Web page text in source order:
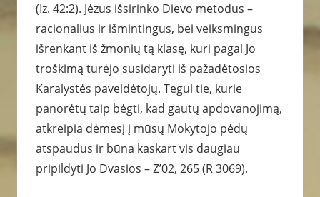
(Iz. 42:2). Jėzus išsirinko Dievo metodus –
racionalius ir išmintingus, bei veiksmingus
išrenkant iš žmonių tą klasę, kuri pagal Jo
troškimą turėjo susidaryti iš pažadėtosios
Karalystės paveldėtojų. Tegul tie, kurie
panorėtų taip bėgti, kad gautų apdovanojimą,
atkreipia dėmesį į mūsų Mokytojo pėdų
atspaudus ir būna kaskart vis daugiau
pripildyti Jo Dvasios – Z’02, 265 (R 3069).